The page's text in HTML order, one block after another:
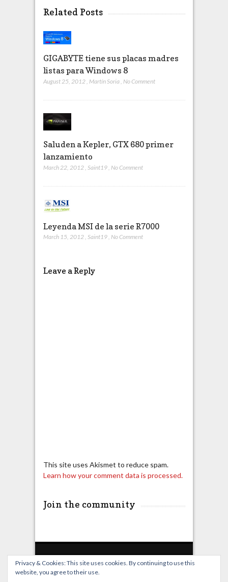
Related Posts
GIGABYTE tiene sus placas madres
listas para Windows 8
August 25, 2012 Martín Soria No Comment
Saluden a Kepler, GTX 680 primer
lanzamiento
March 22, 2012, Saint19, No Comment
Leyenda MSI de la serie R7000
March 15, 2012, Saint19, No Comment
Leave a Reply
This site uses Akismet to reduce spam.
Learn how your comment data is processed.
Join the community
Home Live Broadcast
Privacy & Cookies: This site uses cookies. By continuing to use this
website, you agree to their use.